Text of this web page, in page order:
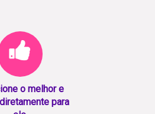
o melhor e
para